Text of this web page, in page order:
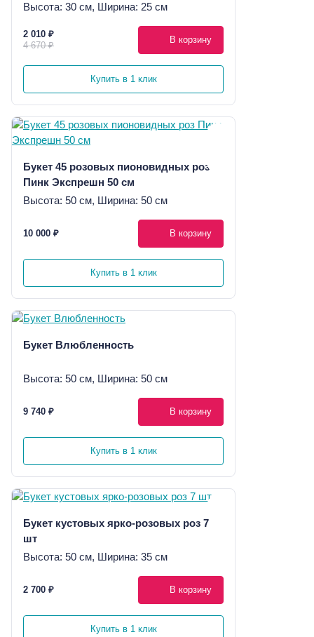
Высота: 30 см, Ширина: 25 см
2 010 ₽
4 670 ₽
В корзину
Купить в 1 клик
Букет 45 розовых пионовидных роз
Пинк Экспрешн 50 см
Высота: 50 см, Ширина: 50 см
10 000 ₽ В корзину
Купить в 1 клик
Букет Влюбленность
Высота: 50 см, Ширина: 50 см
9 740 ₽ В корзину
Купить в 1 клик
Букет кустовых ярко-розовых роз 7
шт
Высота: 50 см, Ширина: 35 см
2 700 ₽ В корзину
Купить в 1 клик